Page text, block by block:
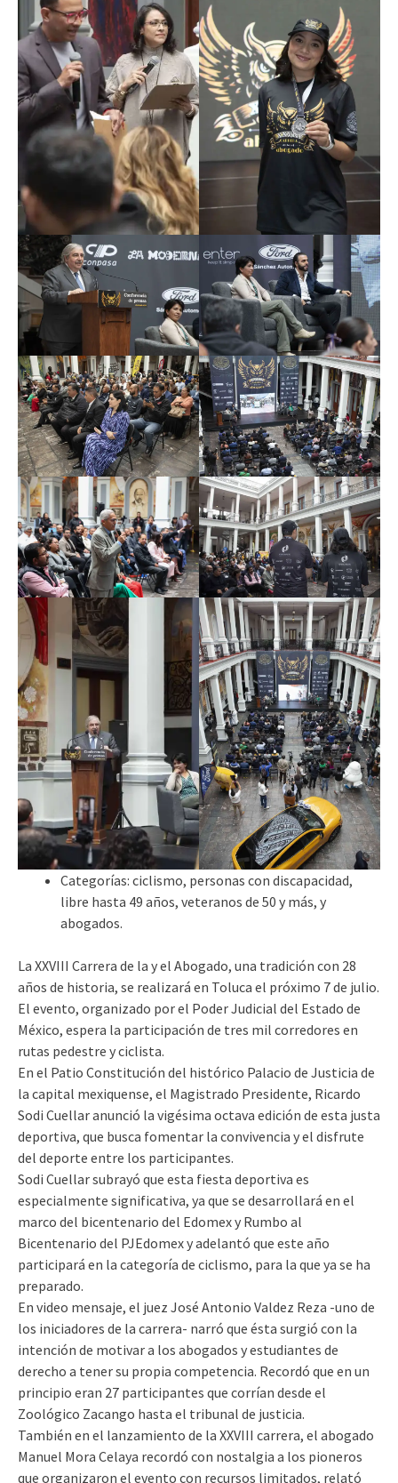
Categorías: ciclismo, personas con discapacidad,
libre hasta 49 años, veteranos de 50 y más, y
abogados.
La XXVIII Carrera de la y el Abogado, una tradición con 28
años de historia, se realizará en Toluca el próximo 7 de julio.
El evento, organizado por el Poder Judicial del Estado de
México, espera la participación de tres mil corredores en
rutas pedestre y ciclista.
En el Patio Constitución del histórico Palacio de Justicia de
la capital mexiquense, el Magistrado Presidente, Ricardo
Sodi Cuellar anunció la vigésima octava edición de esta justa
deportiva, que busca fomentar la convivencia y el disfrute
del deporte entre los participantes.
Sodi Cuellar subrayó que esta fiesta deportiva es
especialmente significativa, ya que se desarrollará en el
marco del bicentenario del Edomex y Rumbo al
Bicentenario del PJEdomex y adelantó que este año
participará en la categoría de ciclismo, para la que ya se ha
preparado.
En video mensaje, el juez José Antonio Valdez Reza -uno de
los iniciadores de la carrera- narró que ésta surgió con la
intención de motivar a los abogados y estudiantes de
derecho a tener su propia competencia. Recordó que en un
principio eran 27 participantes que corrían desde el
Zoológico Zacango hasta el tribunal de justicia.
También en el lanzamiento de la XXVIII carrera, el abogado
Manuel Mora Celaya recordó con nostalgia a los pioneros
que organizaron el evento con recursos limitados, relató